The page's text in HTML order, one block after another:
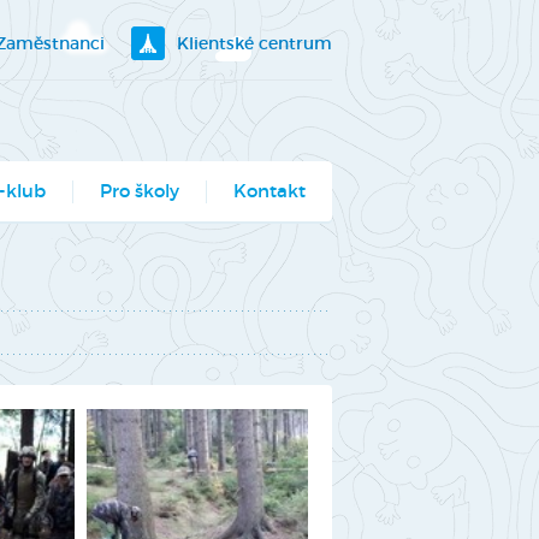
Klientské centrum
klub
pro školy
ve Véčku
parlament
Pro školy Kontakt